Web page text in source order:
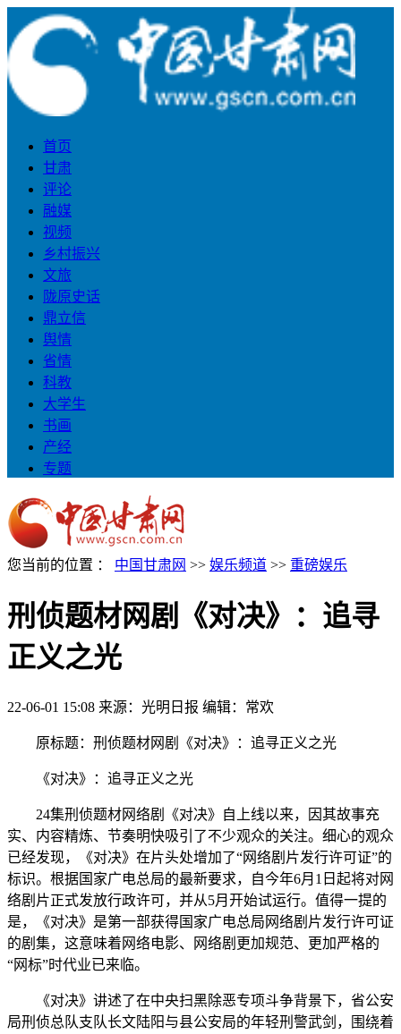
首页
甘肃
评论
融媒
视频
乡村振兴
文旅
陇原史话
鼎立信
舆情
省情
科教
大学生
书画
产经
专题
您当前的位置 ： 中国甘肃网 >> 娱乐频道 >> 重磅娱乐
刑侦题材网剧《对决》：追寻
正义之光
22-06-01 15:08 来源：光明日报 编辑：常欢
原标题：刑侦题材网剧《对决》：追寻正义之光
《对决》：追寻正义之光
24集刑侦题材网络剧《对决》自上线以来，因其故事充
实、内容精炼、节奏明快吸引了不少观众的关注。细心的观众
已经发现，《对决》在片头处增加了“网络剧片发行许可证”的
标识。根据国家广电总局的最新要求，自今年6月1日起将对网
络剧片正式发放行政许可，并从5月开始试运行。值得一提的
是，《对决》是第一部获得国家广电总局网络剧片发行许可证
的剧集，这意味着网络电影、网络剧更加规范、更加严格的
“网标”时代业已来临。
《对决》讲述了在中央扫黑除恶专项斗争背景下，省公安
局刑侦总队支队长文陆阳与县公安局的年轻刑警武剑，围绕着